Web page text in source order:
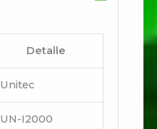
Detalle
Unitec
UN-I2000